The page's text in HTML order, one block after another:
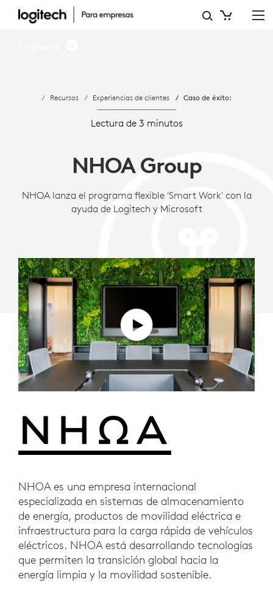
ESTUDIO
PERMITE
COLABORACIÓN
CON
LOGITECH
Recursos Experiencias de clientes Caso de éxito:
Lectura de 3 minutos
NHOA Group
NHOA lanza el programa flexible 'Smart Work' con la
ayuda de Logitech y Microsoft
NHOA es una empresa internacional
especializada en sistemas de almacenamiento
de energía, productos de movilidad eléctrica e
infraestructura para la carga rápida de vehículos
eléctricos. NHOA está desarrollando tecnologías
que permiten la transición global hacia la
energía limpia y la movilidad sostenible.